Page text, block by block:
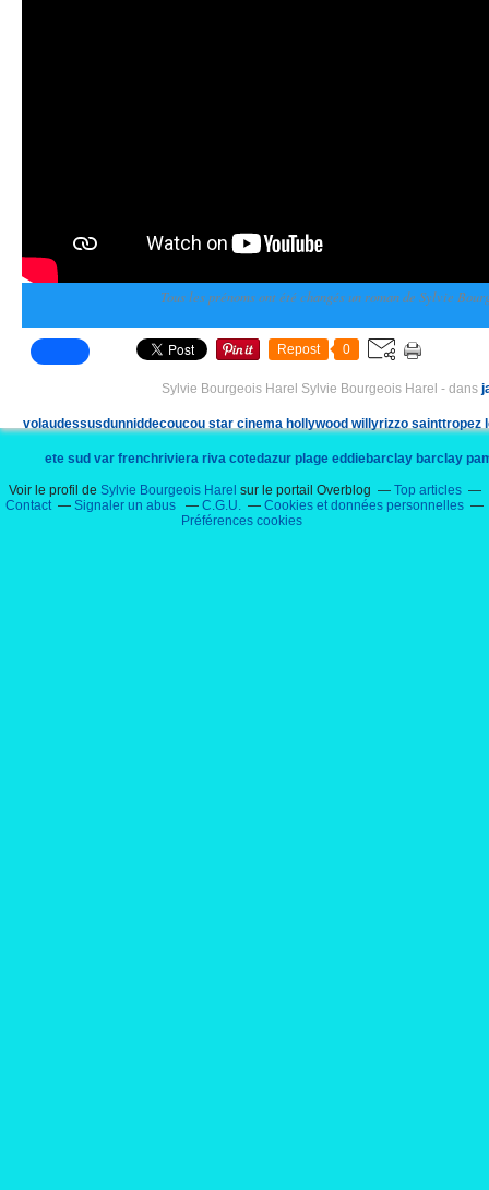
Tous les prénoms ont été changés un roman de Sylvie
Repost 0
Sylvie Bourgeois Harel Sylvie Bourgeois Harel - dans
volaudessusdunniddecoucou star cinema hollywood willyrizzo sainttropez
ete sud var frenchriviera riva cotedazur plage eddiebarclay barclay
sylviebourgeois sylviebourgeoisharel aubergedelamole
Voir le profil de Sylvie Bourgeois Harel sur le portail Overblog
Top articles
Contact
Signaler un abus C.G.U.
Cookies et données personnelles
Préférences cookies